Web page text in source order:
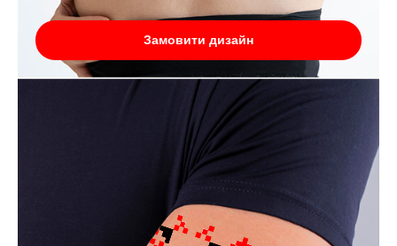
Замовити дизайн